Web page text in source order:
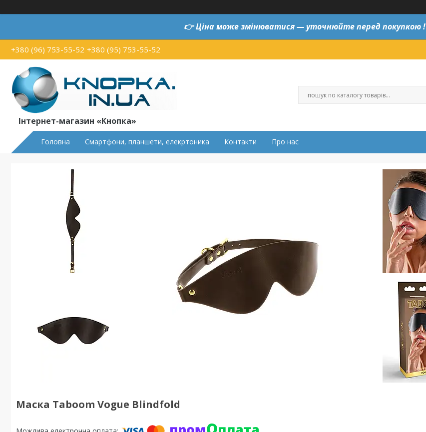
👉Ціна може змінюватися — уточнюйте перед покупкою !
+380 (96) 753-55-52 +380 (95) 753-55-52
Інтернет-магазин «Кнопка»
Головна Смартфони, планшети, елекртоника Контакти Про нас
Маска Taboom Vogue Blindfold